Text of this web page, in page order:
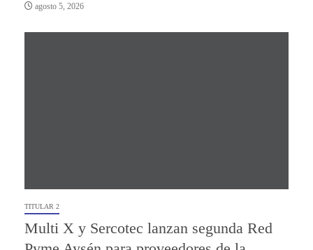
agosto 5, 2026
TITULAR 2
Multi X y Sercotec lanzan segunda Red